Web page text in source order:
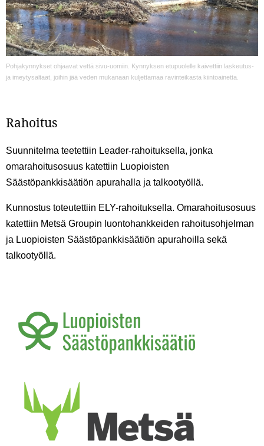
Pohjakynnykset ohjaavat vettä sivu-uomiin. Kynnyksen etupuolelle kaivettiin laskeutus-
ja imeytysaltaat, joihin jää veden mukanaan kuljettamaa ravinteikasta kiintoainetta.
Rahoitus
Suunnitelma teetettiin Leader-rahoituksella, jonka
omarahoitusosuus katettiin Luopioisten
Säästöpankkisäätiön apurahalla ja talkootyöllä.
Kunnostus toteutettiin ELY-rahoituksella. Omarahoitusosuus
katettiin Metsä Groupin luontohankkeiden rahoitusohjelman
ja Luopioisten Säästöpankkisäätiön apurahoilla sekä
talkootyöllä.